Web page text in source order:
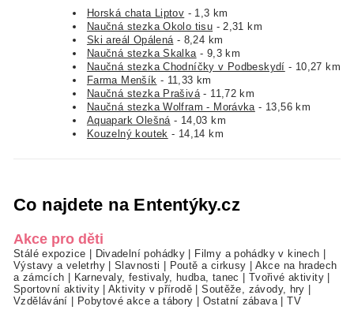
Horská chata Liptov - 1,3 km
Naučná stezka Okolo tisu - 2,31 km
Ski areál Opálená- 8,24 km
Naučná stezka Skalka- 9,3 km
Naučná stezka Chodníčky v Podbeskydí - 10,27 km
Farma Menšík - 11,33 km
Naučná stezka Prašivá- 11,72 km
Naučná stezka Wolfram - Morávka- 13,56 km
Aquapark Olešná- 14,03 km
Kouzelný koutek - 14,14 km
Co najdete na Ententýky.cz
Akce pro děti
Stálé expozice Divadelní pohádky Filmy a pohádky v kinech
Výstavy a veletrhy|Slavnosti Poutě a cirkusy
Akce na hradech
a zámcích
Karnevaly, festivaly, hudba, tanec Tvořivé aktivity
Sportovní aktivity|Aktivity v přírodě |Soutěže, závody, hry
Vzdělávání
Pobytové akce a tábory Ostatní zábava|TV